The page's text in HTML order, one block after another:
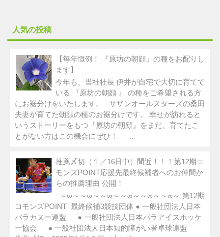
人気の投稿
【毎年恒例！ 『原坊の朝顔』の種をお配りし
ます】
今年も、当社社長 伊井が自宅で大切に育てて
いる 『原坊の朝顔 』 の種をご希望される方
にお裾分けをいたします。 サザンオールスターズの桑田
夫妻が育てた朝顔の種のお裾分けです。 幸せが訪れると
いうストーリーをもつ『原坊の朝顔』をまだ、育てたこ
とがない方はこの機会にぜひ！ ...
推薦〆切（１／16日中）間近！！！第12期コ
モンズPOINT応援先最終候補者へのお仲間か
らの推薦理由 公開！
～∞～～∞～～∞～～∞～～∞～～∞～ 第12期
コモンズPOINT 最終候補3競技団体 ● 一般社団法人日本
パラカヌー連盟 ● 一般社団法人日本パラアイスホッケ
ー協会 ● 一般社団法人日本知的障がい者卓球連盟